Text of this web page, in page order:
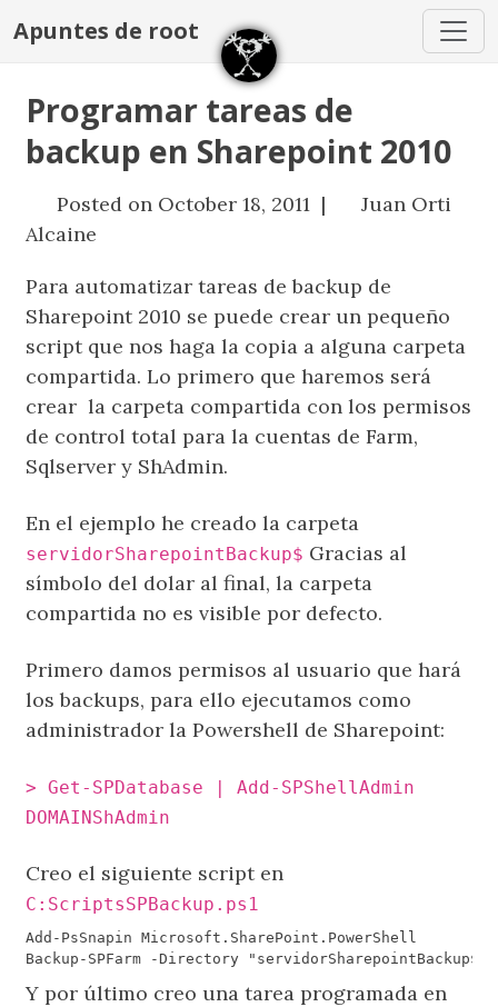
Apuntes de root
Programar tareas de
backup en Sharepoint 2010
Posted on October 18, 2011 |
Juan Orti
Alcaine
Para automatizar tareas de backup de
Sharepoint 2010 se puede crear un pequeño
script que nos haga la copia a alguna carpeta
compartida. Lo primero que haremos será
crear la carpeta compartida con los permisos
de control total para la cuentas de Farm,
Sqlserver y ShAdmin.
En el ejemplo he creado la carpeta
servidorSharepointBackup$ Gracias al
símbolo del dolar al final, la carpeta
compartida no es visible por defecto.
Primero damos permisos al usuario que hará
los backups, para ello ejecutamos como
administrador la Powershell de Sharepoint:
> Get-SPDatabase | Add-SPShellAdmin
DOMAINShAdmin
Creo el siguiente script en
C:ScriptsSPBackup.ps1
Y por último creo una tarea programada en